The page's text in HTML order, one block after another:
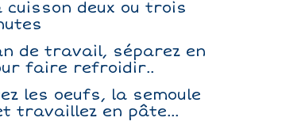
deux ou trois
de travail, séparez en
faire refroidir..
les oeufs, la semoule
travaillez en pâte...